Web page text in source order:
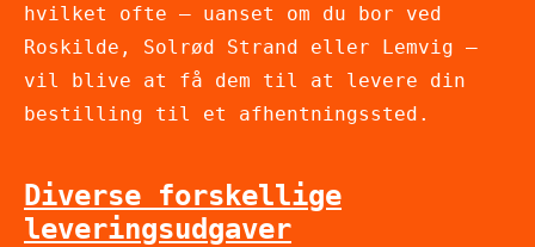
hvilket ofte – uanset om du bor ved
Roskilde, Solrød Strand eller Lemvig –
vil blive at få dem til at levere din
bestilling til et afhentningssted.
Diverse forskellige
leveringsudgaver